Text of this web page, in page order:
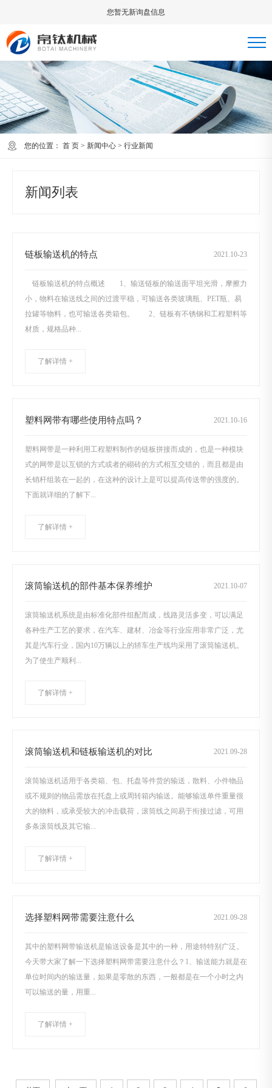
您暂无新询盘信息
您的位置： 首 页 > 新闻中心 > 行业新闻
新闻列表
2021.10-23
链板输送机的特点
链板输送机的特点概述 1、输送链板的输送面平坦光滑，摩擦力
小，物料在输送线之间的过渡平稳，可输送各类玻璃瓶、PET瓶、易
拉罐等物料，也可输送各类箱包。 2、链板有不锈钢和工程塑料等
材质，规格品种...
了解详情 +
2021.10-16
塑料网带有哪些使用特点吗？
塑料网带是一种利用工程塑料制作的链板拼接而成的，也是一种模块
式的网带是以互锁的方式或者的砌砖的方式相互交错的，而且都是由
长销杆组装在一起的，在这种的设计上是可以提高传送带的强度的。
下面就详细的了解下...
了解详情 +
2021.10-07
滚筒输送机的部件基本保养维护
滚筒输送机系统是由标准化部件组配而成，线路灵活多变，可以满足
各种生产工艺的要求，在汽车、建材、冶金等行业应用非常广泛，尤
其是汽车行业，国内10万辆以上的轿车生产线均采用了滚筒输送机。
为了使生产顺利...
了解详情 +
2021.09-28
滚筒输送机和链板输送机的对比
滚筒输送机适用于各类箱、包、托盘等件货的输送，散料、小件物品
或不规则的物品需放在托盘上或周转箱内输送。能够输送单件重量很
大的物料，或承受较大的冲击载荷，滚筒线之间易于衔接过滤，可用
多条滚筒线及其它输...
了解详情 +
2021.09-28
选择塑料网带需要注意什么
其中的塑料网带输送机是输送设备是其中的一种，用途特特别广泛。
今天带大家了解一下选择塑料网带需要注意什么？1、输送能力就是在
单位时间内的输送量，如果是零散的东西，一般都是在一个小时之内
可以输送的量，用重...
了解详情 +